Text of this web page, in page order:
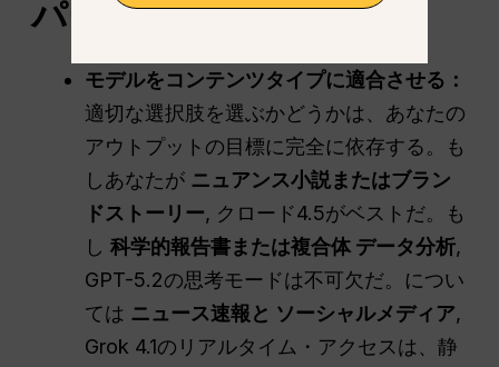
パートナーの選び方
モデルをコンテンツタイプに適合させる：
適切な選択肢を選ぶかどうかは、あなたの
アウトプットの目標に完全に依存する。も
しあなたが ニュアンス小説またはブラン
ドストーリー, クロード4.5がベストだ。も
し科学的報告書または複合体 データ分析,
GPT-5.2の思考モードは不可欠だ。につい
ては ニュース速報と ソーシャルメディア,
Grok 4.1のリアルタイム・アクセスは、静